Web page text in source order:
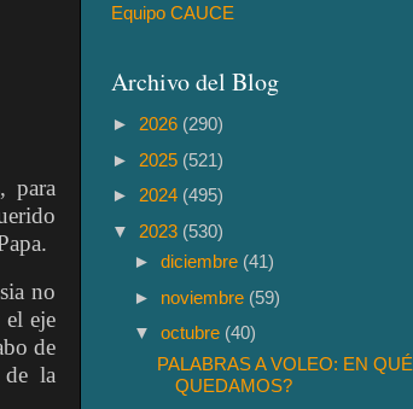
para
no
eje
de
la
Equipo CAUCE
Archivo del Blog
► 2026 (290)
► 2025 (521)
► 2024 (495)
▼ 2023 (530)
►diciembre (41)
► noviembre (59)
▼octubre (40)
PALABRAS A VOLEO: EN QUÉ
QUEDAMOS?